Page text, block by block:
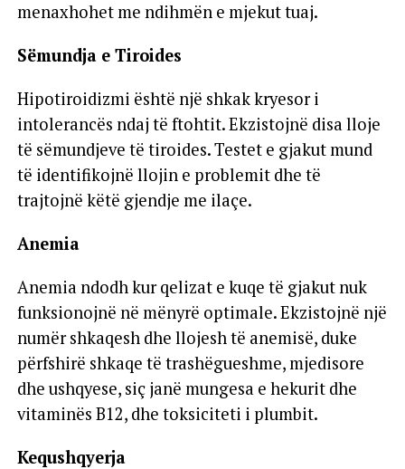
menaxhohet me ndihmën e mjekut tuaj.
Sëmundja e Tiroides
Hipotiroidizmi është një shkak kryesor i
intolerancës ndaj të ftohtit. Ekzistojnë disa lloje
të sëmundjeve të tiroides. Testet e gjakut mund
të identifikojnë llojin e problemit dhe të
trajtojnë këtë gjendje me ilaçe.
Anemia
Anemia ndodh kur qelizat e kuqe të gjakut nuk
funksionojnë në mënyrë optimale. Ekzistojnë një
numër shkaqesh dhe llojesh të anemisë, duke
përfshirë shkaqe të trashëgueshme, mjedisore
dhe ushqyese, siç janë mungesa e hekurit dhe
vitaminës B12, dhe toksiciteti i plumbit.
Kequshqyerja